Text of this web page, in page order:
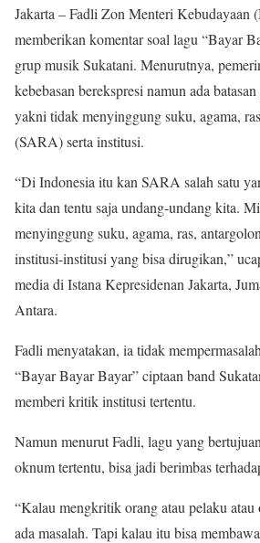
Jakarta – Fadli Zon Menteri Kebudayaan
memberikan komentar soal lagu “Bayar
grup musik Sukatani. Menurutnya,
kebebasan berekspresi namun ada
yakni tidak menyinggung suku, agama,
(SARA) serta institusi.
“Di Indonesia itu kan SARA salah satu
kita dan tentu saja undang-undang kita.
menyinggung suku, agama, ras,
institusi-institusi yang bisa dirugikan,”
media di Istana Kepresidenan Jakarta,
Antara.
Fadli menyatakan, ia tidak
“Bayar Bayar Bayar” ciptaan band
memberi kritik institusi tertentu.
Namun menurut Fadli, lagu yang
oknum tertentu, bisa jadi berimbas
“Kalau mengkritik orang atau pelaku
ada masalah. Tapi kalau itu bisa